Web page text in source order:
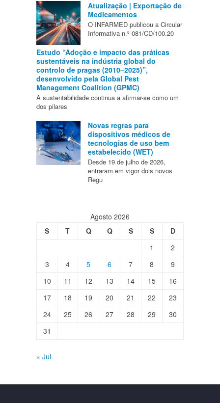
Atualização | Exportação de
Medicamentos
O INFARMED publicou a Circular
Informativa n.º 081/CD/100.20
Estudo “Adoção e impacto das práticas
sustentáveis na indústria global do
controlo de pragas (2010–2025)”,
desenvolvido pela Global Pest
Management Coalition (GPMC)
A sustentabilidade continua a afirmar-se como um
dos pilares
Novas regras para
dispositivos médicos de
tecnologias de uso bem
estabelecido (WET)
Desde 19 de julho de 2026,
entraram em vigor dois novos
Regu
Agosto 2026
S
T Q Q S S
D
1
2
3
4 5 6 7 8
9
10
11 12 13 14 15
16
17
18 19 20 21 22
23
24
25 26 27 28 29
30
31
« Jul